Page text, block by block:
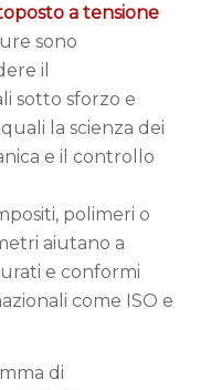
a tensione
sono
il
sotto sforzo e
la scienza dei
e il controllo
polimeri o
aiutano a
e conformi
come ISO e
di